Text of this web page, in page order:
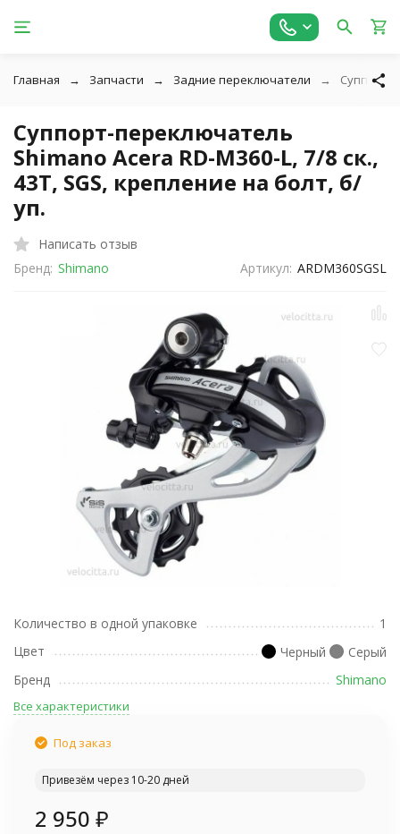
Главная Запчасти Задние переключатели Суппорт-
Суппорт-переключатель
Shimano Acera RD-M360-L, 7/8 ск.,
43T, SGS, крепление на болт, б/
уп.
Написать отзыв
Бренд: Shimano Артикул: ARDM360SGSL
Количество в одной упаковке
1
Цвет
Черный
Серый
Бренд
Shimano
Все характеристики
Под заказ
Привезём через 10-20 дней
2 950 ₽